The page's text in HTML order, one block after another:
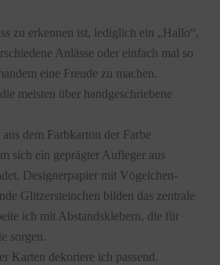
zu erkennen ist, lediglich ein „Hallo“,
Anlässe oder einfach mal so
eine Freude zu machen.
meisten über handgeschriebene
dem Farbkarton der Farbe
sich ein geprägter Aufleger aus
Designerpapier mit Vögelchen-
Glitzersteinchen bilden das zentrale
ich mit Abstandsklebern, die für
sorgen.
Karten dekoriere ich passend.